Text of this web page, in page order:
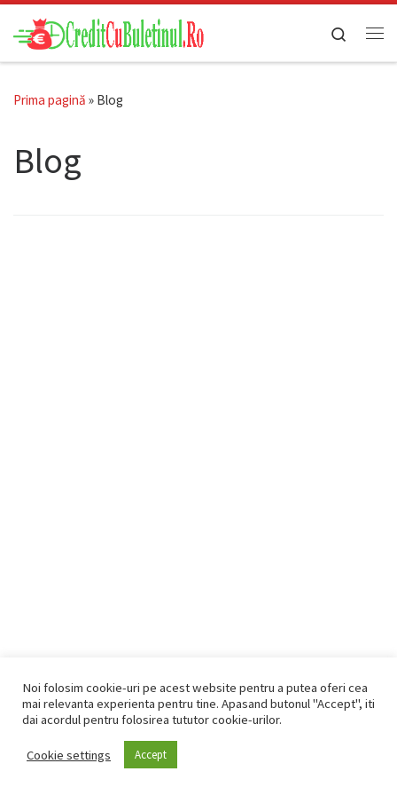
Skip to content
Search
Prima pagină » Blog
Blog
CreditCuBuletinul.Ro
Propulsată de – Designed with the
Noi folosim cookie-uri pe acest website pentru a putea oferi cea
mai relevanta experienta pentru tine. Apasand butonul "Accept", iti
dai acordul pentru folosirea tututor cookie-urilor.
Cookie settings Accept